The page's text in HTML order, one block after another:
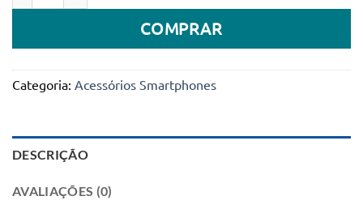
era:
45.000Kz.
é:
24.900Kz.
COMPRAR
Categoria: Acessórios Smartphones
DESCRIÇÃO
AVALIAÇÕES (0)